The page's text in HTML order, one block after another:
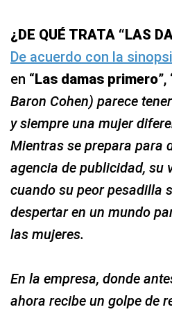
¿DE QUÉ TRATA “LAS
De acuerdo con la
en “Las damas primero”,
Baron Cohen) parece
y siempre una mujer
Mientras se prepara para
agencia de publicidad, su
cuando su peor pesadilla
despertar en un mundo
las mujeres.
En la empresa, donde
ahora recibe un golpe de